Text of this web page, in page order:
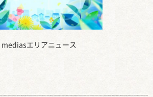
mediasエリアニュース